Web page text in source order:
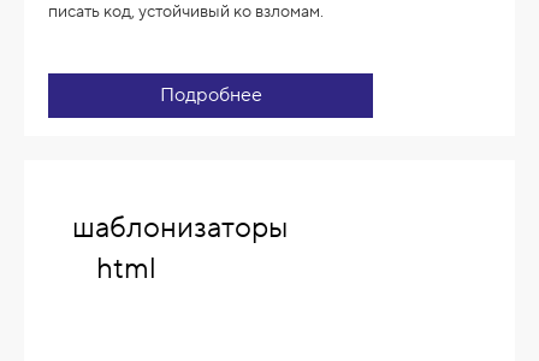
писать код, устойчивый ко взломам.
Подробнее
шаблонизаторы
html